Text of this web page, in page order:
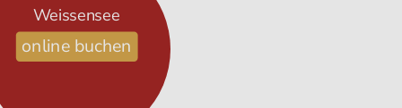
Weissensee
online buchen